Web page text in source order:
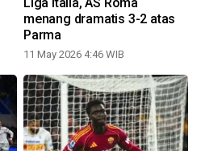
menang dramatis 3-2 atas
Parma
11 May 2026 4:46 WIB